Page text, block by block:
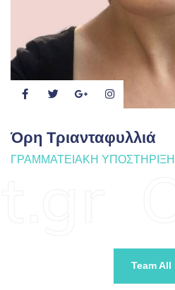
Όρη Τριανταφυλλιά
ΓΡΑΜΜΑΤΕΙΑΚΉ ΥΠΟΣΤΉΡΙΞΗ
Team All